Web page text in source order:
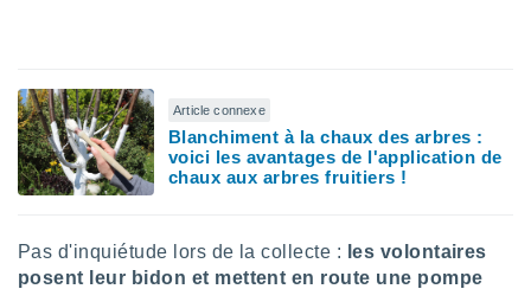
de la
non
notre
Article connexe
Blanchiment à la chaux des arbres :
voici les avantages de l'application de
chaux aux arbres fruitiers !
Pas d'inquiétude lors de la collecte : les volontaires
posent leur bidon et mettent en route une pompe